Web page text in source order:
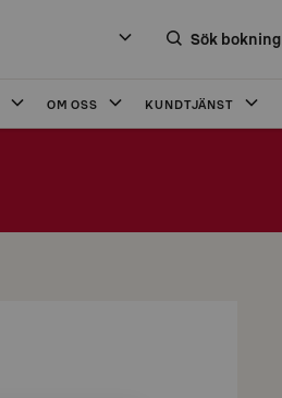
Sök bokning
OM OSS KUNDTJÄNST